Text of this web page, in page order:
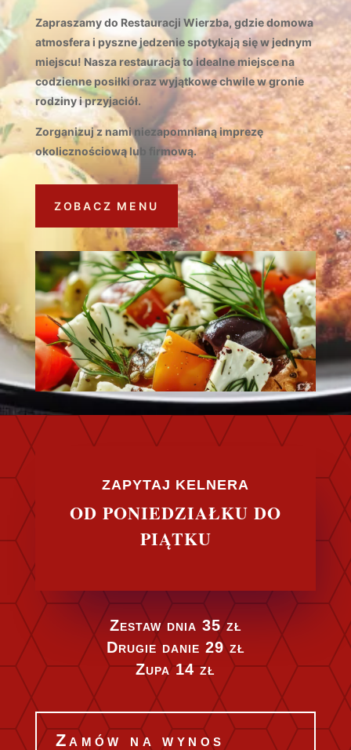
Zapraszamy do Restauracji Wierzba, gdzie domowa
atmosfera i pyszne jedzenie spotykają się w jednym
miejscu! Nasza restauracja to idealne miejsce na
codzienne posiłki oraz wyjątkowe chwile w gronie
rodziny i przyjaciół.
Zorganizuj z nami niezapomnianą imprezę
okolicznościową lub firmową.
ZOBACZ MENU
ZAPYTAJ KELNERA
OD PONIEDZIAŁKU DO
PIĄTKU
Zestaw dnia 35 zł
Drugie danie 29 zł
Zupa 14 zł
Zamów na wynos